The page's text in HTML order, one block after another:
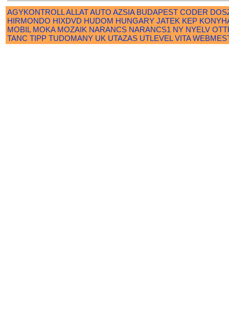
AGYKONTROLLALLATAUTO AZSIA BUDAPEST CODER
HIRMONDO HIXDVD HUDOM HUNGARY JATEK KEP
MOBIL MOKA MOZAIK NARANCS NARANCS1 NY NYELV
TANC TIPP TUDOMANY UK UTAZAS UTLEVEL VITA